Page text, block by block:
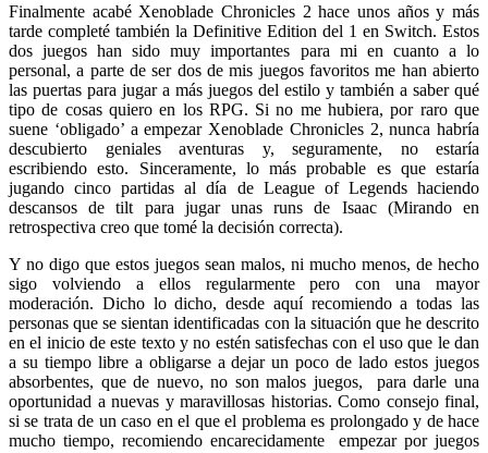
Finalmente acabé Xenoblade Chronicles 2 hace unos años y más
tarde completé también la Definitive Edition del 1 en Switch. Estos
dos juegos han sido muy importantes para mi en cuanto a lo
personal, a parte de ser dos de mis juegos favoritos me han abierto
las puertas para jugar a más juegos del estilo y también a saber qué
tipo de cosas quiero en los RPG. Si no me hubiera, por raro que
suene ‘obligado’ a empezar Xenoblade Chronicles 2, nunca habría
descubierto geniales aventuras y, seguramente, no estaría
escribiendo esto. Sinceramente, lo más probable es que estaría
jugando cinco partidas al día de League of Legends haciendo
descansos de tilt para jugar unas runs de Isaac (Mirando en
retrospectiva creo que tomé la decisión correcta).
Y no digo que estos juegos sean malos, ni mucho menos, de hecho
sigo volviendo a ellos regularmente pero con una mayor
moderación. Dicho lo dicho, desde aquí recomiendo a todas las
personas que se sientan identificadas con la situación que he descrito
en el inicio de este texto y no estén satisfechas con el uso que le dan
a su tiempo libre a obligarse a dejar un poco de lado estos juegos
absorbentes, que de nuevo, no son malos juegos, para darle una
oportunidad a nuevas y maravillosas historias. Como consejo final,
si se trata de un caso en el que el problema es prolongado y de hace
mucho tiempo, recomiendo encarecidamente empezar por juegos